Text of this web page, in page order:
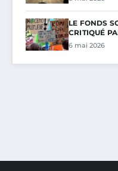
LE FONDS
CRITIQUÉ
6 mai 2026